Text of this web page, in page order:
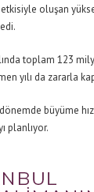
oluşan
toplam 123
yılı da zararla
büyüme
planlıyor.